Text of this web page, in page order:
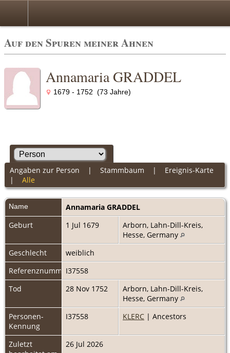
Auf den Spuren meiner Ahnen
Annamaria GRADDEL
1679 - 1752 (73 Jahre)
Angaben zur Person | Stammbaum | Ereignis-Karte
| Alle
Name Annamaria GRADDEL
Geburt
1 Jul 1679
Arborn, Lahn-Dill-Kreis,
Hesse, Germany
Geschlecht
weiblich
ReferenznummerI37558
Tod
28 Nov 1752
Arborn, Lahn-Dill-Kreis,
Hesse, Germany
Personen-
Kennung
I37558 KLERC | Ancestors
Zuletzt
26 Jul 2026